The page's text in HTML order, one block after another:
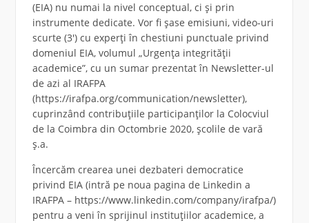
(EIA) nu numai la nivel conceptual, ci și prin
instrumente dedicate. Vor fi șase emisiuni, video-uri
scurte (3′) cu experți în chestiuni punctuale privind
domeniul EIA, volumul „Urgența integrității
academice”, cu un sumar prezentat în Newsletter-ul
de azi al IRAFPA
(https://irafpa.org/communication/newsletter),
cuprinzând contribuțiile participanților la Colocviul
de la Coimbra din Octombrie 2020, școlile de vară
ș.a.
Încercăm crearea unei dezbateri democratice
privind EIA (intră pe noua pagina de Linkedin a
IRAFPA – https://www.linkedin.com/company/irafpa/)
pentru a veni în sprijinul instituțiilor academice, a